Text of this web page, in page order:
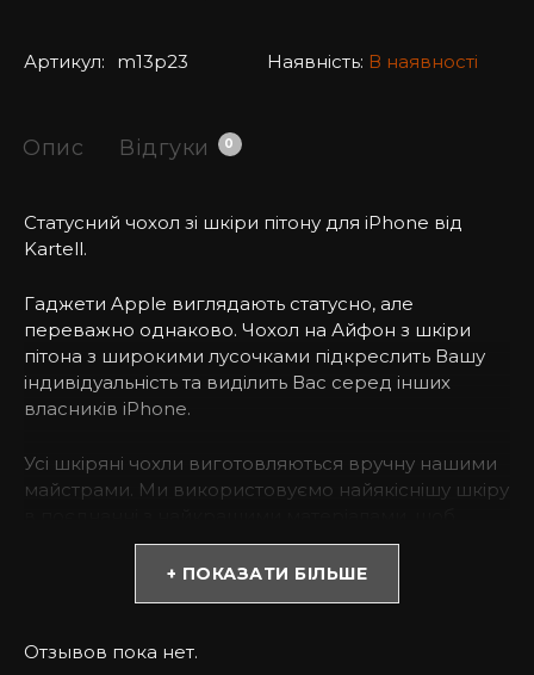
Артикул: m13p23 Наявність: В наявності
Опис Відгуки 0
Статусний чохол зі шкіри пітону для iPhone від
Kartell.
Гаджети Apple виглядають статусно, але
переважно однаково. Чохол на Айфон з шкіри
пітона з широкими лусочками підкреслить Вашу
індивідуальність та виділить Вас серед інших
власників iPhone.
Усі шкіряні чохли виготовляються вручну нашими
майстрами. Ми використовуємо найякіснішу шкіру
забезпечити Вам чохол преміум-класу.
* Зверніть увагу! Колір та відтінок можуть
(яскравість, контраст, насиченість), а також
+ ПОКАЗАТИ БІЛЬШЕ
Отзывов пока нет.